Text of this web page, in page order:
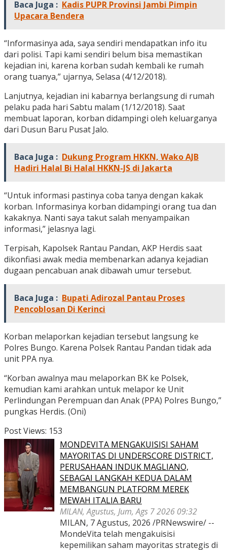
Baca Juga : Kadis PUPR Provinsi Jambi Pimpin
Upacara Bendera
“Informasinya ada, saya sendiri mendapatkan info itu
dari polisi. Tapi kami sendiri belum bisa memastikan
kejadian ini, karena korban sudah kembali ke rumah
orang tuanya,” ujarnya, Selasa (4/12/2018).
Lanjutnya, kejadian ini kabarnya berlangsung di rumah
pelaku pada hari Sabtu malam (1/12/2018). Saat
membuat laporan, korban didampingi oleh keluarganya
dari Dusun Baru Pusat Jalo.
Baca Juga : Dukung Program HKKN, Wako AJB
Hadiri Halal Bi Halal HKKN-JS di Jakarta
“Untuk informasi pastinya coba tanya dengan kakak
korban. Informasinya korban didampingi orang tua dan
kakaknya. Nanti saya takut salah menyampaikan
informasi,” jelasnya lagi.
Terpisah, Kapolsek Rantau Pandan, AKP Herdis saat
dikonfiasi awak media membenarkan adanya kejadian
dugaan pencabuan anak dibawah umur tersebut.
Baca Juga : Bupati Adirozal Pantau Proses
Pencoblosan Di Kerinci
Korban melaporkan kejadian tersebut langsung ke
Polres Bungo. Karena Polsek Rantau Pandan tidak ada
unit PPA nya.
“Korban awalnya mau melaporkan BK ke Polsek,
kemudian kami arahkan untuk melapor ke Unit
Perlindungan Perempuan dan Anak (PPA) Polres Bungo,”
pungkas Herdis. (Oni)
Post Views: 153
MONDEVITA MENGAKUISISI SAHAM
MAYORITAS DI UNDERSCORE DISTRICT,
PERUSAHAAN INDUK MAGLIANO,
SEBAGAI LANGKAH KEDUA DALAM
MEMBANGUN PLATFORM MEREK
MEWAH ITALIA BARU
MILAN, Agustus, Jum, Ags 7 2026 09:32
MILAN, 7 Agustus, 2026 /PRNewswire/ --
MondeVita telah mengakuisisi
kepemilikan saham mayoritas strategis di